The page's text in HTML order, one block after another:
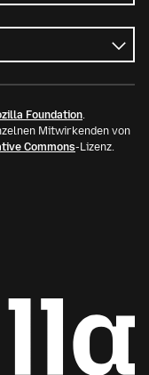
Foundation.
Mitwirkenden von
Commons-Lizenz.